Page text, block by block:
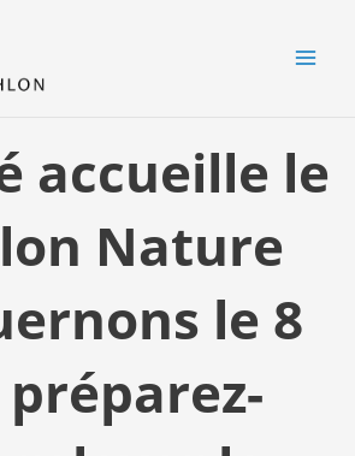
accueille le
Nature
le 8